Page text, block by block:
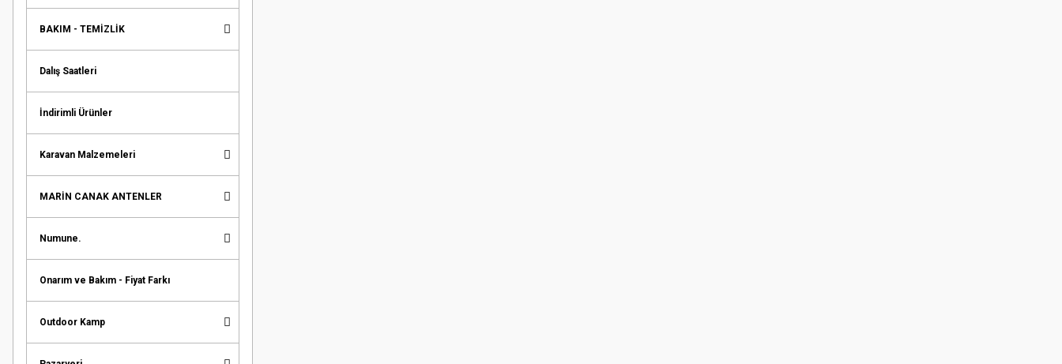
BAKIM - TEMİZLİK
Dalış Saatleri
İndirimli Ürünler
Karavan Malzemeleri
MARİN CANAK ANTENLER
Numune.
Onarım ve Bakım - Fiyat Farkı
Outdoor Kamp